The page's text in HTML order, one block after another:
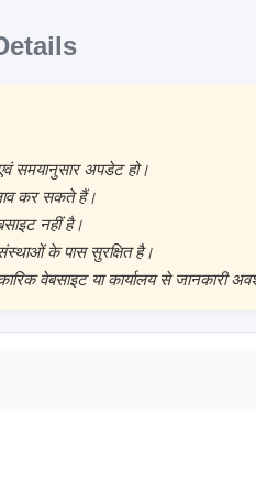
समयानुसार अपडेट हो।
कर सकते हैं।
नहीं है।
के पास सुरक्षित है।
वेबसाइट या कार्यालय से जानकारी